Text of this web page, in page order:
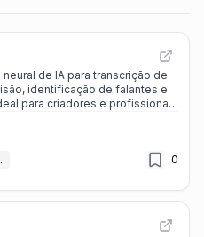
de IA para transcrição de
identificação de falantes e
para criadores e profissionais
sustentável.
0